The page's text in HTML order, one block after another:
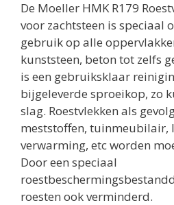
De Moeller HMK R179
voor zachtsteen is speciaal
gebruik op alle
kunststeen, beton tot zelfs
is een gebruiksklaar
bijgeleverde sproeikop, zo
slag. Roestvlekken als
meststoffen, tuinmeubilair,
verwarming, etc worden
Door een speciaal
roesten ook verminderd.